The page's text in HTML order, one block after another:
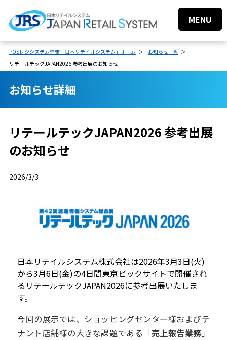
MENU
POSレジシステム専業「日本リテイルシステム」ホーム
お知らせ一覧
リテールテックJAPAN2026 参考出展のお知らせ
お知らせ詳細
リテールテックJAPAN2026 参考出展
のお知らせ
2026/3/3
日本リテイルシステム株式会社は2026年3月3日(火)
から3月6日(金)の4日間東京ビックサイトで開催され
るリテールテックJAPAN2026に参考出展いたしま
す。
今回の展示では、ショッピングセンター様およびテ
ナント店舗様の大きな課題である「売上報告業務 」